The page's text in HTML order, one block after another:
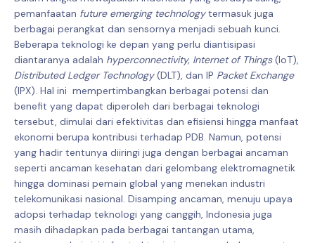
pemanfaatan future emerging technologytermasuk juga
berbagai perangkat dan sensornya menjadi sebuah kunci.
Beberapa teknologi ke depan yang perlu diantisipasi
diantaranya adalah hyperconnectivity, Internet of Things(IoT),
Distributed Ledger Technology(DLT), dan IP Packet Exchange
(IPX). Hal ini mempertimbangkan berbagai potensi dan
benefit yang dapat diperoleh dari berbagai teknologi
tersebut, dimulai dari efektivitas dan efisiensi hingga manfaat
ekonomi berupa kontribusi terhadap PDB. Namun, potensi
yang hadir tentunya diiringi juga dengan berbagai ancaman
seperti ancaman kesehatan dari gelombang elektromagnetik
hingga dominasi pemain global yang menekan industri
telekomunikasi nasional. Disamping ancaman, menuju upaya
adopsi terhadap teknologi yang canggih, Indonesia juga
masih dihadapkan pada berbagai tantangan utama,